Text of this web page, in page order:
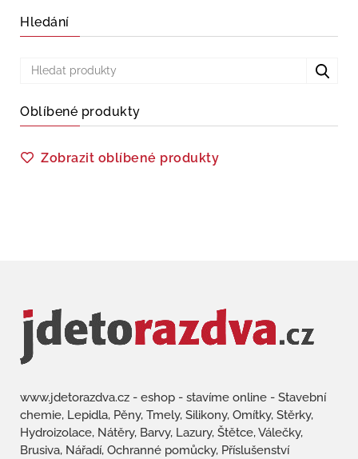
Hledání
Oblíbené produkty
Zobrazit oblíbené produkty
www.jdetorazdva.cz - eshop - stavíme online - Stavební
chemie, Lepidla, Pěny, Tmely, Silikony, Omítky, Stěrky,
Hydroizolace, Nátěry, Barvy, Lazury, Štětce, Válečky,
Brusiva, Nářadí, Ochranné pomůcky, Příslušenství